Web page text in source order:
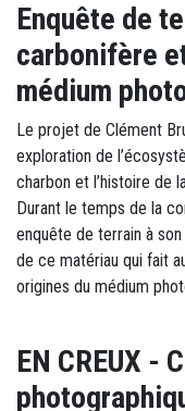
Enquête de
carbonifère
médium
Le projet de Clément
exploration de
charbon et l’histoire de
Durant le temps de la
enquête de terrain à
de ce matériau qui fait
origines du médium
EN CREUX -